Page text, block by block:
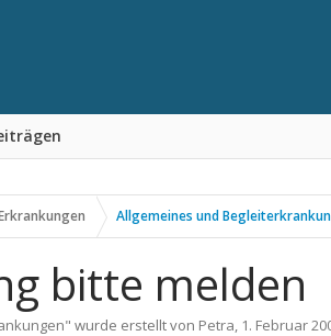
Allgemeines und
bitte melden
" wurde erstellt von Petra, 1. Februar